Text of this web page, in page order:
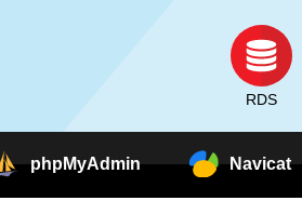
RDS
phpMyAdmin Navicat